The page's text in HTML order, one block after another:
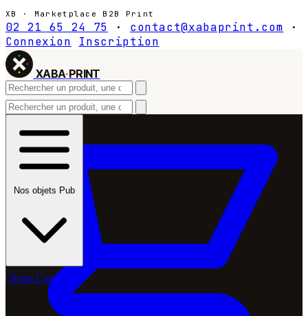
XB · Marketplace B2B Print
02 21 65 24 75 · contact@xabaprint.com
·
Connexion
Inscription
XABA·PRINT
Nos objets Pub
Notre Catalogue